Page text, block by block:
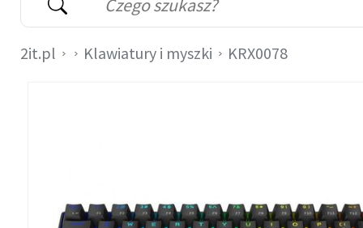
2it.pl Klawiatury i myszki KRX0078